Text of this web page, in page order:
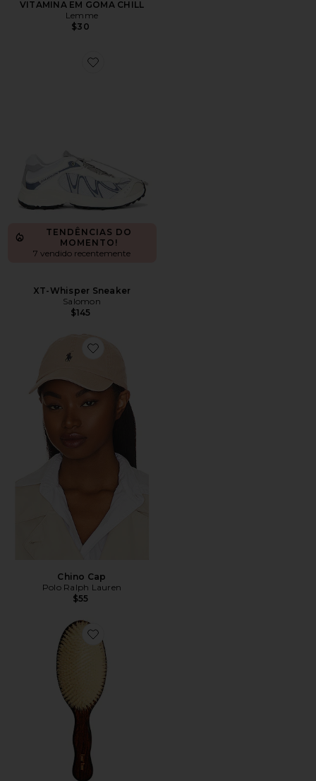
VITAMINA EM GOMA CHILL
Lemme
$30
Favorite XT-Whisper Sneaker
TENDÊNCIAS DO
MOMENTO!
7 vendido recentemente
XT-Whisper Sneaker
Salomon
$145
Favorite Chino Cap
Chino Cap
Polo Ralph Lauren
$55
Favorite A ESCOVA DA SEREIA - ESCOVA DE